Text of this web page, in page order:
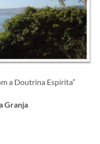
a Doutrina Espírita”
Granja